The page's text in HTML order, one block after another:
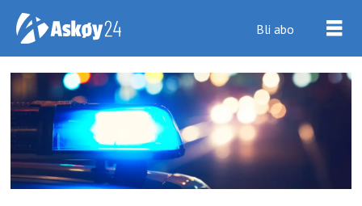
Bli abo